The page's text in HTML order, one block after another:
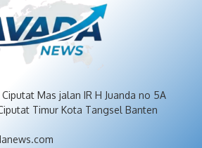
Mas jalan IR H Juanda no 5A
Timur Kota Tangsel Banten